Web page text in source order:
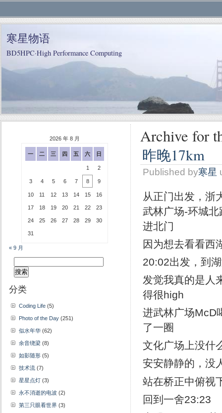
寒星物语
BD5HPC·High Performance Computing
Archive for
昨晚17km
Published by寒星
从正门出发，浙
武林广场-环城
进北门
因为想去看看西
20:02出发，到
发觉我真的是人
得很high
进武林广场McD
了一圈
文化广场上没什
安安静静的，没
站在桥正中俯视
回到一舍23:23
2026 年 8 月
一 二 三 四 五 六 日
1 2
3 4 5 6 7 8 9
10 11 12 13 14 15 16
17 18 19 20 21 22 23
24 25 26 27 28 29 30
31
« 9 月
索：
分类
Coding Life (5)
Photo of the Day (251)
似水年华 (62)
余音绕梁 (8)
如影随形 (5)
技术流 (7)
星星点灯 (3)
永不消逝的电波 (2)
第三只眼看世界 (3)